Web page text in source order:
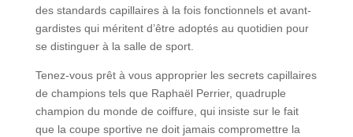
des standards capillaires à la fois fonctionnels et avant-
gardistes qui méritent d’être adoptés au quotidien pour
se distinguer à la salle de sport.
Tenez-vous prêt à vous approprier les secrets capillaires
de champions tels que Raphaël Perrier, quadruple
champion du monde de coiffure, qui insiste sur le fait
que la coupe sportive ne doit jamais compromettre la